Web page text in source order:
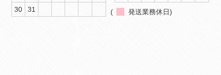
30
31 ( 発送業務休日)